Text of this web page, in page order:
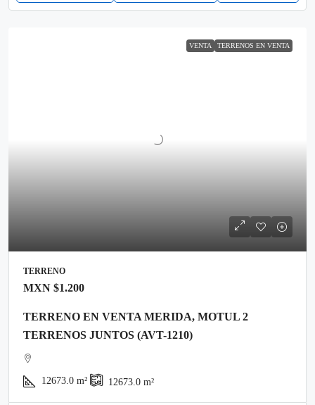
VENTA TERRENOS EN VENTA
TERRENO
MXN $1.200
TERRENO EN VENTA MERIDA, MOTUL 2
TERRENOS JUNTOS (AVT-1210)
12673.0 m² 12673.0 m²